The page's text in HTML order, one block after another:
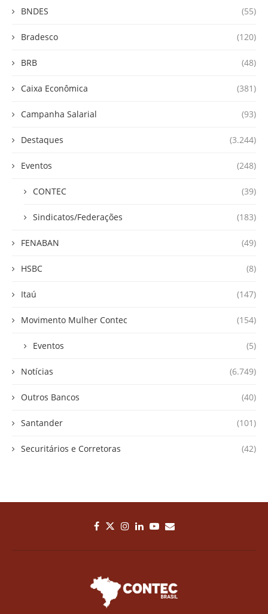
BNDES (55)
Bradesco (120)
BRB (48)
Caixa Econômica (381)
Campanha Salarial (93)
Destaques (3.244)
Eventos (248)
CONTEC (39)
Sindicatos/Federações (183)
FENABAN (49)
HSBC (8)
Itaú (147)
Movimento Mulher Contec (154)
Eventos (5)
Notícias (6.749)
Outros Bancos (40)
Santander (101)
Securitários e Corretoras (42)